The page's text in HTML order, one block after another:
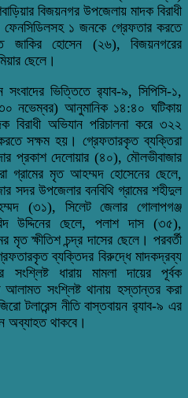
বিজয়নগর উপজেলায় মাদক বিরাধী
ফেনসিডিলসহ ১ জনকে গ্রেফতার করতে
জাকির হোসেন (২৬), বিজয়নগরের
ছেলে।
ভিত্তিতে র‌্যাব-৯, সিপিসি-১,
নভেম্বর) আনুমানিক ১৪:৪০ ঘটিকায়
বিরাধী অভিযান পরিচালনা করে ৩২২
সক্ষম হয়। গ্রেফতারকৃত ব্যক্তিরা
প্রকাশ দেলোয়ার (৪০), মৌলভীবাজার
গ্রামের মৃত আহম্মদ হোসেনের ছেলে,
সদর উপজেলার বনবিথি গ্রামের শহীদুল
(৩১), সিলেট জেলার গোলাপগঞ্জ
উদ্দিনের ছেলে, পলাশ দাস (৩৫),
মৃত ক্ষীতিশ চন্দ্র দাসের ছেলে। পরবর্তী
ব্যক্তিদর বিরুদ্ধে মাদকদ্রব্য
ধারায় মামলা দায়ের পূর্বক
সংশ্লিষ্ট থানায় হস্তান্তর করা
টলারেন্স নীতি বাস্তবায়ন র‌্যাব-৯ এর
অব্যাহত থাকবে।